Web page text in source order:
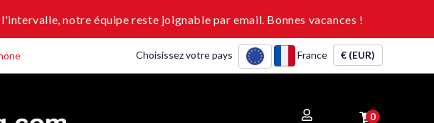
notre équipe reste joignable par email. Bonnes vacances !
Choisissez votre pays France € (EUR)
0